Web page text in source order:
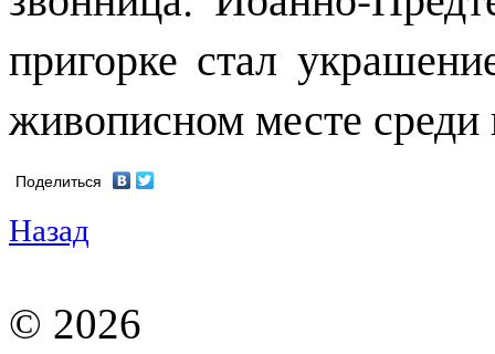
пригорке стал
живописном месте среди
Поделиться
Назад
© 2026